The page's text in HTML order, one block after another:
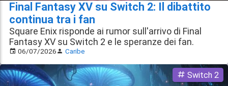
Final Fantasy XV su Switch 2: Il dibattito
continua tra i fan
Square Enix risponde ai rumor sull'arrivo di Final
Fantasy XV su Switch 2 e le speranze dei fan.
06/07/2026 Caribe
Switch 2